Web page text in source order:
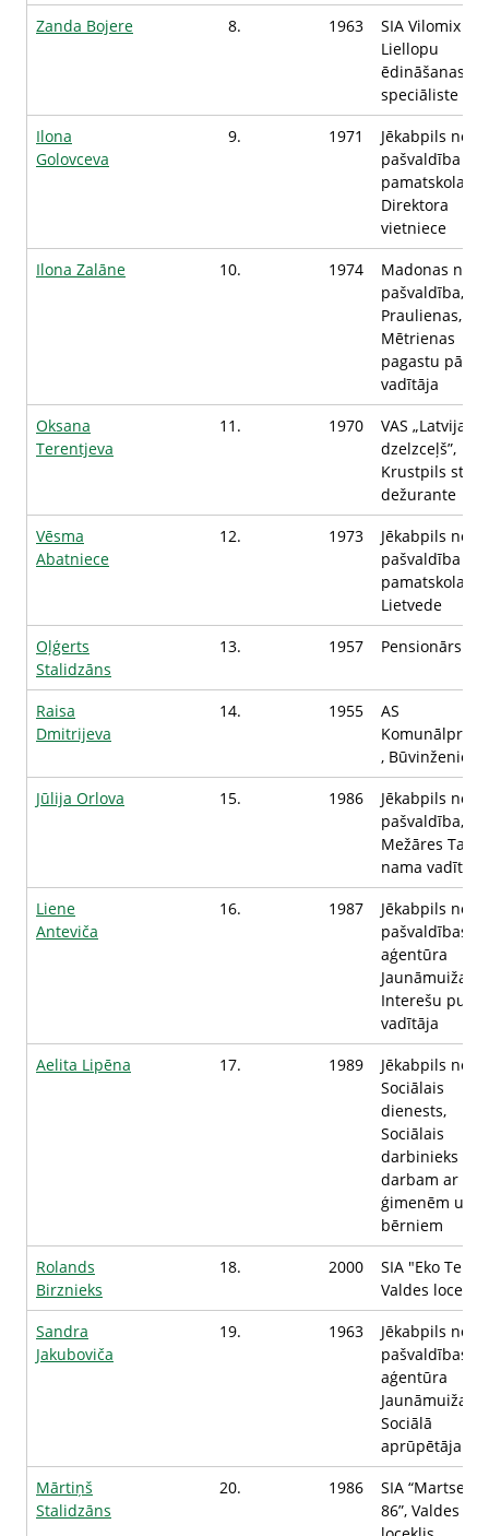
Zanda Bojere
8. 1963
SIA Vilomix
Liellopu
ēdināšanas
speciāliste
Ilona
Golovceva
9. 1971
Jēkabpils
pašvaldība
pamatskola,
Direktora
vietniece
Ilona Zalāne
10. 1974
Madonas
pašvaldība,
Praulienas,
Mētrienas
pagastu
vadītāja
Oksana
Terentjeva
11. 1970
VAS „Latvijas
dzelzceļš”,
Krustpils
dežurante
Vēsma
Abatniece
12. 1973
Jēkabpils
pašvaldība
pamatskola,
Lietvede
Oļģerts
Stalidzāns
13. 1957 Pensionārs
Raisa
Dmitrijeva
14. 1955
AS
, Būvinženiere
Jūlija Orlova
15. 1986
Jēkabpils
pašvaldība,
Mežāres
nama vadītāja
Liene
Anteviča
16. 1987
Jēkabpils
pašvaldības
aģentūra
Jaunāmuiža,
Interešu
vadītāja
Aelita Lipēna
17. 1989
Jēkabpils
Sociālais
dienests,
Sociālais
darbinieks
darbam ar
ģimenēm un
bērniem
Rolands
Birznieks
18. 2000
SIA "Eko
Valdes loceklis
Sandra
Jakuboviča
19. 1963
Jēkabpils
pašvaldības
aģentūra
Jaunāmuiža,
Sociālā
aprūpētāja
Mārtiņš
Stalidzāns
20. 1986
SIA
86”, Valdes